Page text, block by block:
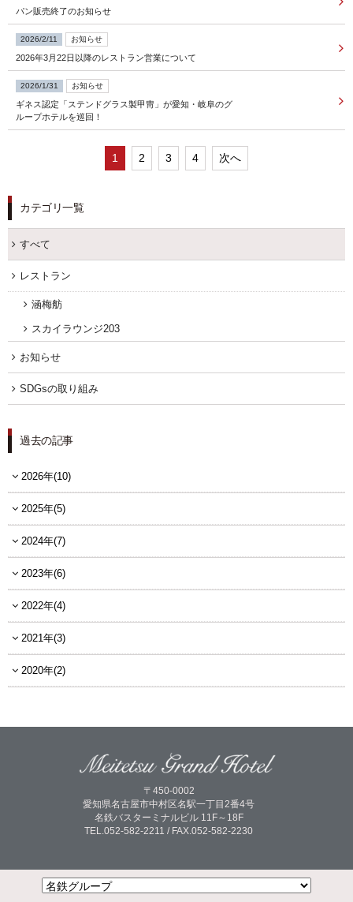
パン販売終了のお知らせ
2026/2/11 お知らせ
2026年3月22日以降のレストラン営業について
2026/1/31 お知らせ
ギネス認定「ステンドグラス製甲冑」が愛知・岐阜のグ
ループホテルを巡回！
1 2 3 4 次へ
カテゴリ一覧
すべて
レストラン
涵梅舫
スカイラウンジ203
お知らせ
SDGsの取り組み
過去の記事
2026年(10)
2025年(5)
2024年(7)
2023年(6)
2022年(4)
2021年(3)
2020年(2)
〒450-0002
愛知県名古屋市中村区名駅一丁目2番4号
名鉄バスターミナルビル 11F～18F
TEL.052-582-2211 / FAX.052-582-2230